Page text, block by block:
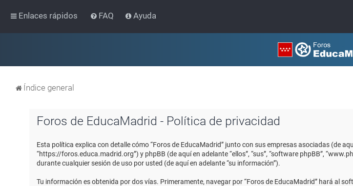
Enlaces rápidos FAQ Ayuda
Índice general
Foros de EducaMadrid - Política de privacidad
Esta política explica con detalle cómo “Foros de EducaMadrid” junto con sus empresas asociadas (de
“https://foros.educa.madrid.org”) y phpBB (de aquí en adelante “ellos”, “sus”, “software phpBB”,
durante cualquier sesión de uso por usted (de aquí en adelante “su información”).
Tu información es obtenida por dos vías. Primeramente, navegar por “Foros de EducaMadrid” hará al